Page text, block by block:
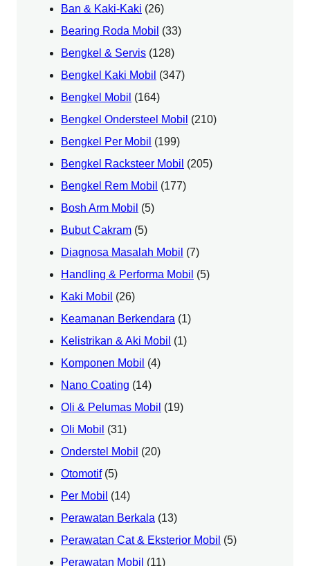
Ban & Kaki-Kaki (26)
Bearing Roda Mobil (33)
Bengkel & Servis (128)
Bengkel Kaki Mobil (347)
Bengkel Mobil (164)
Bengkel Ondersteel Mobil (210)
Bengkel Per Mobil (199)
Bengkel Racksteer Mobil (205)
Bengkel Rem Mobil (177)
Bosh Arm Mobil (5)
Bubut Cakram (5)
Diagnosa Masalah Mobil (7)
Handling & Performa Mobil (5)
Kaki Mobil (26)
Keamanan Berkendara (1)
Kelistrikan & Aki Mobil (1)
Komponen Mobil (4)
Nano Coating (14)
Oli & Pelumas Mobil (19)
Oli Mobil (31)
Onderstel Mobil (20)
Otomotif(5)
Per Mobil (14)
Perawatan Berkala (13)
Perawatan Cat & Eksterior Mobil (5)
Perawatan Mobil (11)